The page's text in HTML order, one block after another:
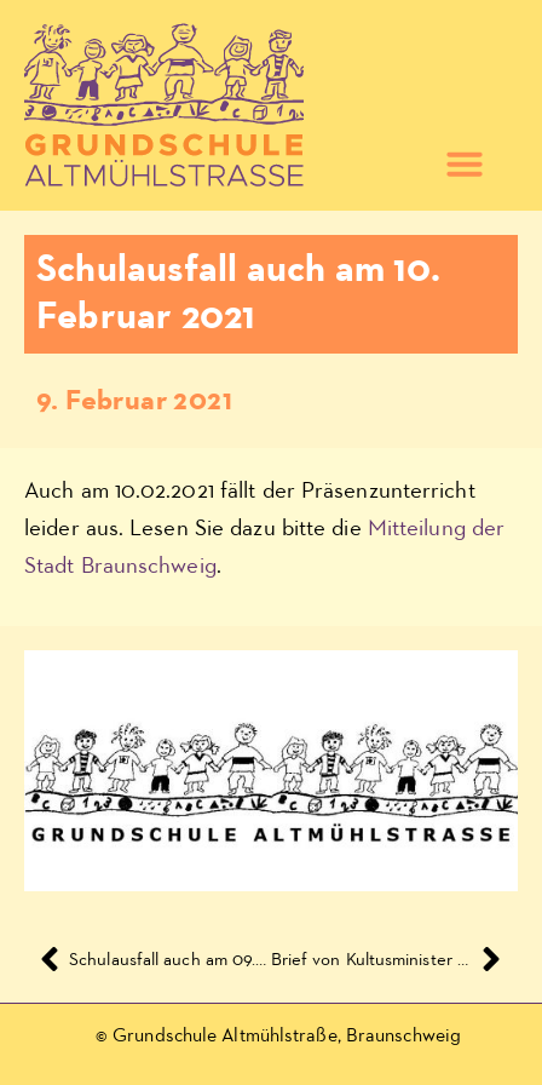
Schulausfall auch am 10.
Februar 2021
9. Februar 2021
Auch am 10.02.2021 fällt der Präsenzunterricht
leider aus. Lesen Sie dazu bitte die Mitteilung der
Stadt Braunschweig.
© Grundschule Altmühlstraße, Braunschweig